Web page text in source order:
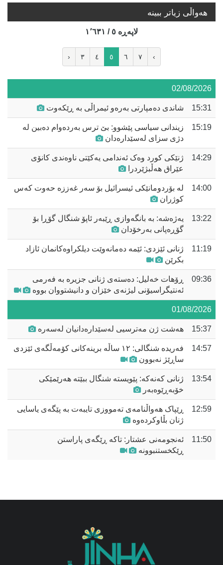
هه‌واڵی زیاتر ببینە
لاپه‌ڕه‌ ٥ / ١٬٦٣١
‹ ٣ ٤ ٥ ٦ ٧ ›
02/08/2026
15:31 شاندی دەمپارتی بەرەو ئیمراڵی بە ڕێکەوت
15:19
زیندانی سیاسی پێشوو: بێ ترس بەردەوام دەبین لە
دژی سزای لەسێدارەدان
14:29
ژنێکى کورد وەک ئەندامى یەکێتى ناوەندى کانۆى
عێراق هەڵبژێردرا
14:00
لە بۆردومانێکی ئیسرائیل بۆ سەر غەززە حەوت کەس
کوژران
13:22
یەژەشە: بە بانگەوازی ڕێبەر ئاپۆ شنگال گۆڕا بۆ
گۆڕەپانی بەرخۆدان
11:19
ژنانی ئێزدی: ئێمە دەمانەوێت دیلکراوەکانمان ئازاد
بکرێن
09:36
ڕۆهات خەلیل: دەستەی ژنانی جزیرە بە فەرمی
ئەنتیگراسیۆنی لیژنەی خێزان و دانیشتووان بووە
01/08/2026
15:37 هەشت ژن مەترسیی لەسێدارەدانیان لەسەرە
14:57
فەریدە شنگالی: ١٢ ساڵە برینەکانی کۆمەڵگەی ئێزدی
ساڕێژ نەبوون
13:54
ژنانی کەنەکە: پێویستە شنگال ببێتە هەرێمێکی
خۆبەڕێوەبەر
12:59
ڕێپاک هەواڵنامەی تەمووزی تایبەت بە پێگەی یاسایی
ژنان بڵاوکردەوە
11:50
ئەنجومەنی عشتار: تاكە ڕێگەی پاراستن
ڕێکخستنبوونە